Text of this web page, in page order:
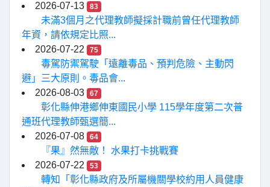
2026-07-13
83
未滿3個月之代理教師擬採計職前曾任代理教師
年資，請依規定比照...
2026-07-22
75
毒駕防禦駕駛「遠離毒品、預判危險、主動閃
避」三大原則。毒品會...
2026-08-03
67
彰化縣伸港鄉伸東國民小學 115學年度第二次普
通班代理教師甄選簡...
2026-07-08
64
『果』然無敵！ 水果打卡挑戰賽
2026-07-22
53
轉知「彰化縣政府及所屬機關學校約用人員健康